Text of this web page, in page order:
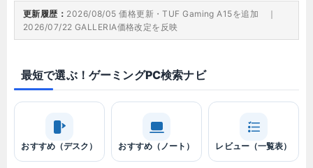
更新履歴： 2026/08/05 価格更新・TUF Gaming A15を追加 ｜
2026/07/22 GALLERIA価格改定を反映
最短で選ぶ！ゲーミングPC検索ナビ
おすすめ（デスク） おすすめ（ノート） レビュー（一覧表）